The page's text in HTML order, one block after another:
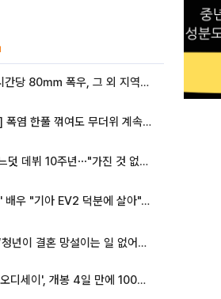
동해안은 시간당 80㎜ 폭우, 그 외 지역은 폭염…‘극과 극 날씨’
[내일 날씨] 폭염 한풀 꺾여도 무더위 계속⋯동해안 이틀 연속 비
임영웅, 어느덧 데뷔 10주년⋯"가진 것 없던 시절, 내 앞엔 20명의 팬뿐"
'굿 윌 헌팅' 배우 "기아 EV2 덕분에 살아"…교통사고 후 안전성 극찬
李대통령 “청년이 결혼 망설이는 일 없어야...제도상 불이익 조사”
놀란 감독 '오디세이', 개봉 4일 만에 100만 돌파⋯'왕사남' 보다 빠르다